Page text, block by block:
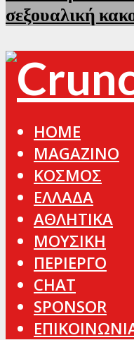
σεξουαλική
HOME
MAGAZINO
ΚΟΣΜΟΣ
ΕΛΛΑΔΑ
ΑΘΛΗΤΙΚΑ
ΜΟΥΣΙΚΗ
ΠΕΡΙΕΡΓΟ
CHAT
SPONSOR